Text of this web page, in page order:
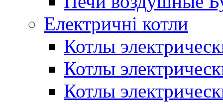
Електричні котли
Котлы
Котлы
Котлы